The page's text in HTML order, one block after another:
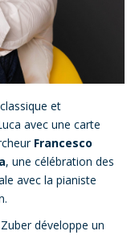
et
avec une carte
Francesco
, une célébration des
avec la pianiste
développe un